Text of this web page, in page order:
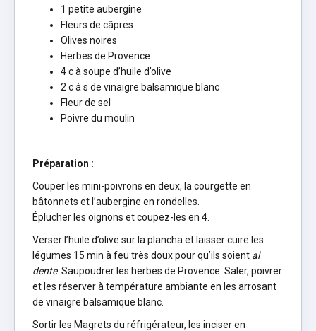
1 petite aubergine
Fleurs de câpres
Olives noires
Herbes de Provence
4 c à soupe d’huile d’olive
2 c à s de vinaigre balsamique blanc
Fleur de sel
Poivre du moulin
Préparation :
Couper les mini-poivrons en deux, la courgette en
bâtonnets et l’aubergine en rondelles.
Éplucher les oignons et coupez-les en 4.
Verser l’huile d’olive sur la plancha et laisser cuire les
légumes 15 min à feu très doux pour qu’ils soient al
dente. Saupoudrer les herbes de Provence. Saler, poivrer
et les réserver à température ambiante en les arrosant
de vinaigre balsamique blanc.
Sortir les Magrets du réfrigérateur, les inciser en